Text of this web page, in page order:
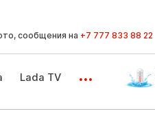
сообщения на +7 777 833 88 22
Lada TV ...